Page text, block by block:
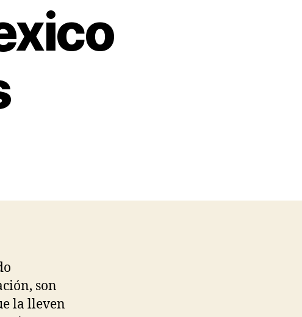
son
la lleven